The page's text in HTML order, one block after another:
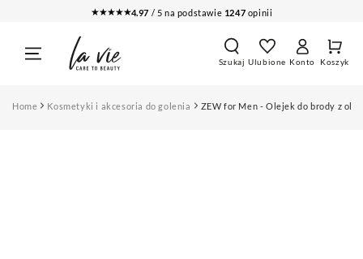
PRZEJDŹ DO★★★★★4.97 / 5 na podstawie 1247 opinii
Szukaj Ulubione
Zaloguj
Konto Koszyk
Home Kosmetyki i akcesoria do golenia ZEW for Men - Olejek do brody z